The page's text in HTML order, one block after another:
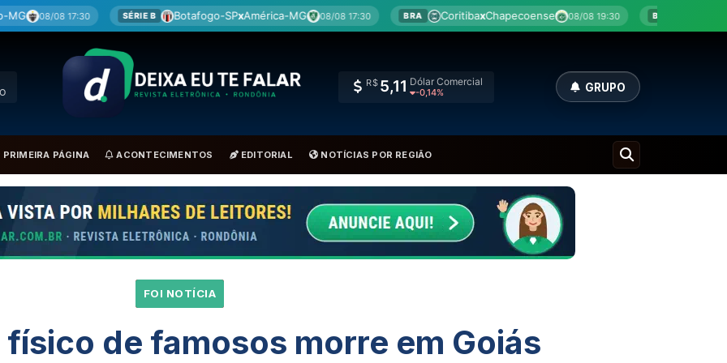
SÉRIE B Botafogo-SP América-MG 08/08 17:30 BRA CoritibaxChapecoense 08/08 19:30 BRA BotafogoxFluminense
R$ 5,11 Dólar Comercial
-0,14% GRUPO
PRIMEIRA PÁGINA ACONTECIMENTOS EDITORIAL NOTÍCIAS POR REGIÃO
FOI NOTÍCIA
de famosos morre em Goiás